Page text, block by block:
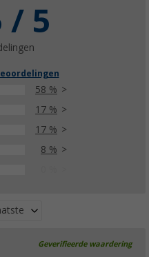
/ 5
58 %
17 %
17 %
8 %
Geverifieerde waardering